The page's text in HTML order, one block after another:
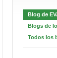
Blog de
Blogs de
Todos los